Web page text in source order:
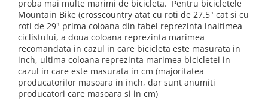
Piese și accesorii
Camere
Cuvete (headset)
Frâne
Frâne pe jantă
Discuri (rotoare)
Accesorii
Pompe
Produse întreținere
Scaune copii
Scule și dispozitive
Diverse
Încălțăminte
proba mai multe marimi de bicicleta. Pentru bicicletele
Mountain Bike (crosscountry atat cu roti de 27.5" cat si cu
roti de 29" prima coloana din tabel reprezinta inaltimea
ciclistului, a doua coloana reprezinta marimea
recomandata in cazul in care bicicleta este masurata in
inch, ultima coloana reprezinta marimea bicicletei in
cazul in care este masurata in cm (majoritatea
producatorilor masoara in inch, dar sunt anumiti
producatori care masoara si in cm)